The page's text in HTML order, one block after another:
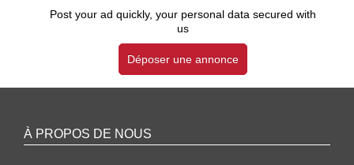
Post your ad quickly, your personal data secured with
us
Déposer une annonce
À PROPOS DE NOUS